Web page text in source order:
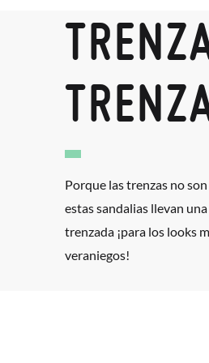
Porque las trenzas no
estas sandalias llevan
trenzada ¡para los looks
veraniegos!